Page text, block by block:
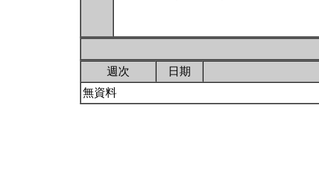
週次
日期
無資料